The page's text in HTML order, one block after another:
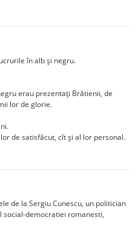
în alb și negru.
erau prezentați Brătienii, de
lor de glorie.
de satisfăcut, cît și al lor personal.
de la Sergiu Cunescu, un politician
social-democratiei romanesti,